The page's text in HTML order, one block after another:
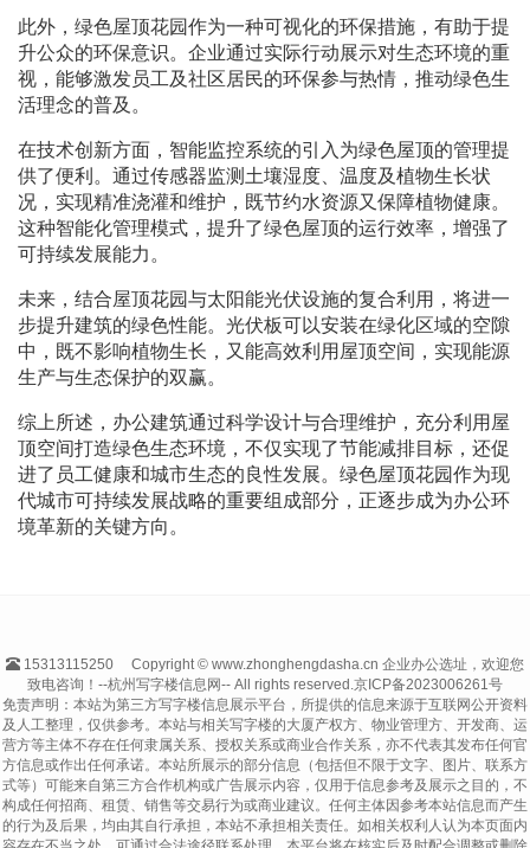
此外，绿色屋顶花园作为一种可视化的环保措施，有助于提
升公众的环保意识。企业通过实际行动展示对生态环境的重
视，能够激发员工及社区居民的环保参与热情，推动绿色生
活理念的普及。
在技术创新方面，智能监控系统的引入为绿色屋顶的管理提
供了便利。通过传感器监测土壤湿度、温度及植物生长状
况，实现精准浇灌和维护，既节约水资源又保障植物健康。
这种智能化管理模式，提升了绿色屋顶的运行效率，增强了
可持续发展能力。
未来，结合屋顶花园与太阳能光伏设施的复合利用，将进一
步提升建筑的绿色性能。光伏板可以安装在绿化区域的空隙
中，既不影响植物生长，又能高效利用屋顶空间，实现能源
生产与生态保护的双赢。
综上所述，办公建筑通过科学设计与合理维护，充分利用屋
顶空间打造绿色生态环境，不仅实现了节能减排目标，还促
进了员工健康和城市生态的良性发展。绿色屋顶花园作为现
代城市可持续发展战略的重要组成部分，正逐步成为办公环
境革新的关键方向。
15313115250
Copyright © www.zhonghengdasha.cn 企业办公选址，欢迎您
致电咨询！--杭州写字楼信息网-- All rights reserved.京ICP备2023006261号
免责声明：本站为第三方写字楼信息展示平台，所提供的信息来源于互联网公开资料
及人工整理，仅供参考。本站与相关写字楼的大厦产权方、物业管理方、开发商、运
营方等主体不存在任何隶属关系、授权关系或商业合作关系，亦不代表其发布任何官
方信息或作出任何承诺。本站所展示的部分信息（包括但不限于文字、图片、联系方
式等）可能来自第三方合作机构或广告展示内容，仅用于信息参考及展示之目的，不
构成任何招商、租赁、销售等交易行为或商业建议。任何主体因参考本站信息而产生
的行为及后果，均由其自行承担，本站不承担相关责任。如相关权利人认为本页面内